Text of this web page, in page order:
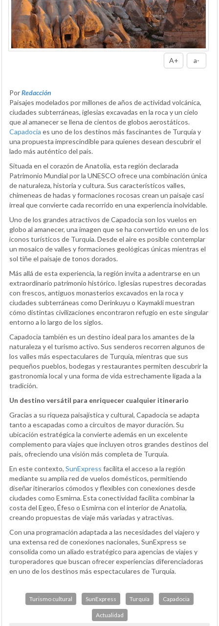
A+ a-
PorRedacción
Paisajes modelados por millones de años de actividad volcánica,
ciudades subterráneas, iglesias excavadas en la roca y un cielo
que al amanecer se llena de cientos de globos aerostáticos.
Capadocia es uno de los destinos más fascinantes de Turquía y
una propuesta imprescindible para quienes desean descubrir el
lado más auténtico del país.
Situada en el corazón de Anatolia, esta región declarada
Patrimonio Mundial por la UNESCO ofrece una combinación única
de naturaleza, historia y cultura. Sus característicos valles,
chimeneas de hadas y formaciones rocosas crean un paisaje casi
irreal que convierte cada recorrido en una experiencia inolvidable.
Uno de los grandes atractivos de Capadocia son los vuelos en
globo al amanecer, una imagen que se ha convertido en uno de los
iconos turísticos de Turquía. Desde el aire es posible contemplar
un mosaico de valles y formaciones geológicas únicas mientras el
sol tiñe el paisaje de tonos dorados.
Más allá de esta experiencia, la región invita a adentrarse en un
extraordinario patrimonio histórico. Iglesias rupestres decoradas
con frescos, antiguos monasterios excavados en la roca y
ciudades subterráneas como Derinkuyu o Kaymakli muestran
cómo distintas civilizaciones encontraron refugio en este singular
entorno a lo largo de los siglos.
Capadocia también es un destino ideal para los amantes de la
naturaleza y el turismo activo. Sus senderos recorren algunos de
los valles más espectaculares de Turquía, mientras que sus
pequeños pueblos, bodegas y restaurantes permiten descubrir la
gastronomía local y una forma de vida estrechamente ligada a la
tradición.
Un destino versátil para enriquecer cualquier itinerario
Gracias a su riqueza paisajística y cultural, Capadocia se adapta
tanto a escapadas como a circuitos de mayor duración. Su
ubicación estratégica la convierte además en un excelente
complemento para viajes que incluyen otros grandes destinos del
país, ofreciendo una visión más completa de Turquía.
En este contexto, SunExpress facilita el acceso a la región
mediante su amplia red de vuelos domésticos, permitiendo
diseñar itinerarios cómodos y flexibles con conexiones desde
ciudades como Esmirna. Esta conectividad facilita combinar la
costa del Egeo, Éfeso o Esmirna con el interior de Anatolia,
creando propuestas de viaje más variadas y atractivas.
Con una programación adaptada a las necesidades del viajero y
una extensa red de conexiones nacionales, SunExpress se
consolida como un aliado estratégico para agencias de viajes y
turoperadores que buscan ofrecer experiencias diferenciadoras
en uno de los destinos más espectaculares de Turquía.
Turismo cultural SunExpress Turquía Capadocia
Actualidad